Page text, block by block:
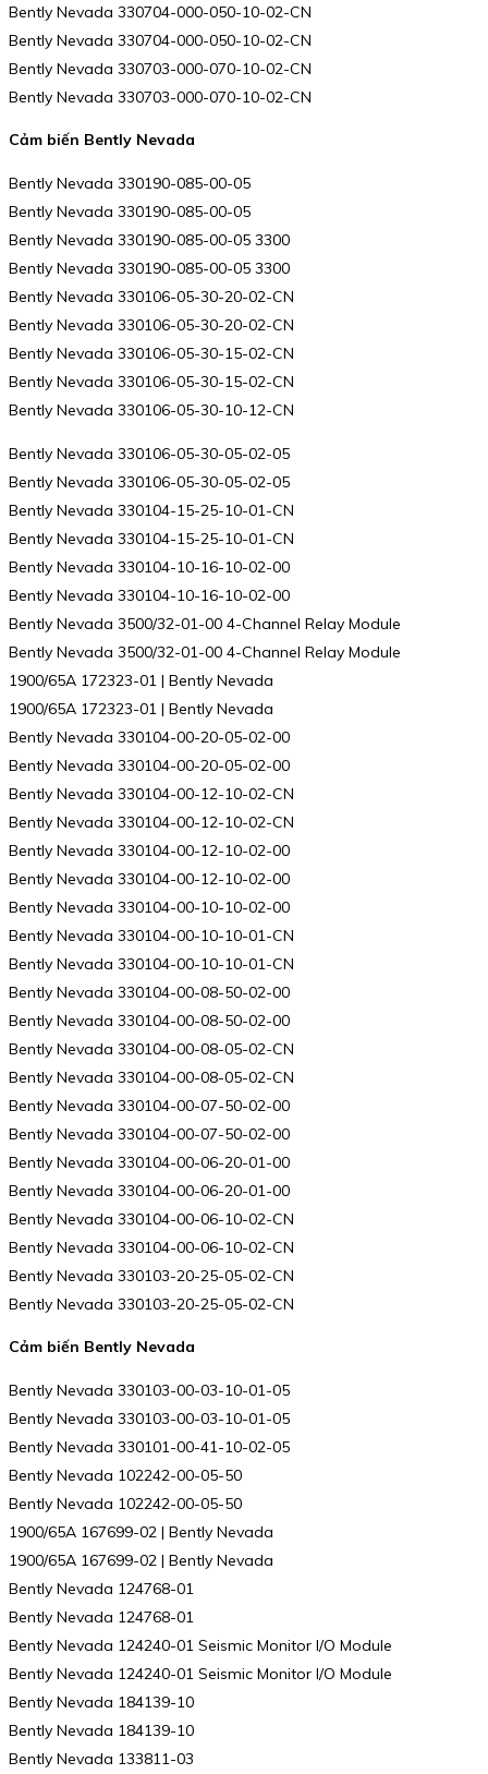
Bently Nevada 330704-000-050-10-02-CN
Bently Nevada 330704-000-050-10-02-CN
Bently Nevada 330703-000-070-10-02-CN
Bently Nevada 330703-000-070-10-02-CN
Cảm biến Bently Nevada
Bently Nevada 330190-085-00-05
Bently Nevada 330190-085-00-05
Bently Nevada 330190-085-00-05 3300
Bently Nevada 330190-085-00-05 3300
Bently Nevada 330106-05-30-20-02-CN
Bently Nevada 330106-05-30-20-02-CN
Bently Nevada 330106-05-30-15-02-CN
Bently Nevada 330106-05-30-15-02-CN
Bently Nevada 330106-05-30-10-12-CN
Bently Nevada 330106-05-30-05-02-05
Bently Nevada 330106-05-30-05-02-05
Bently Nevada 330104-15-25-10-01-CN
Bently Nevada 330104-15-25-10-01-CN
Bently Nevada 330104-10-16-10-02-00
Bently Nevada 330104-10-16-10-02-00
Bently Nevada 3500/32-01-00 4-Channel Relay Module
Bently Nevada 3500/32-01-00 4-Channel Relay Module
1900/65A 172323-01 | Bently Nevada
1900/65A 172323-01 | Bently Nevada
Bently Nevada 330104-00-20-05-02-00
Bently Nevada 330104-00-20-05-02-00
Bently Nevada 330104-00-12-10-02-CN
Bently Nevada 330104-00-12-10-02-CN
Bently Nevada 330104-00-12-10-02-00
Bently Nevada 330104-00-12-10-02-00
Bently Nevada 330104-00-10-10-02-00
Bently Nevada 330104-00-10-10-01-CN
Bently Nevada 330104-00-10-10-01-CN
Bently Nevada 330104-00-08-50-02-00
Bently Nevada 330104-00-08-50-02-00
Bently Nevada 330104-00-08-05-02-CN
Bently Nevada 330104-00-08-05-02-CN
Bently Nevada 330104-00-07-50-02-00
Bently Nevada 330104-00-07-50-02-00
Bently Nevada 330104-00-06-20-01-00
Bently Nevada 330104-00-06-20-01-00
Bently Nevada 330104-00-06-10-02-CN
Bently Nevada 330104-00-06-10-02-CN
Bently Nevada 330103-20-25-05-02-CN
Bently Nevada 330103-20-25-05-02-CN
Cảm biến Bently Nevada
Bently Nevada 330103-00-03-10-01-05
Bently Nevada 330103-00-03-10-01-05
Bently Nevada 330101-00-41-10-02-05
Bently Nevada 102242-00-05-50
Bently Nevada 102242-00-05-50
1900/65A 167699-02 | Bently Nevada
1900/65A 167699-02 | Bently Nevada
Bently Nevada 124768-01
Bently Nevada 124768-01
Bently Nevada 124240-01 Seismic Monitor I/O Module
Bently Nevada 124240-01 Seismic Monitor I/O Module
Bently Nevada 184139-10
Bently Nevada 184139-10
Bently Nevada 133811-03